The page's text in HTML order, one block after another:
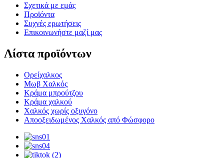
Σχετικά με εμάς
Προϊόντα
Συχνές ερωτήσεις
Επικοινωνήστε μαζί μας
Λίστα προϊόντων
Ορείχαλκος
Μωβ Χαλκός
Κράμα μπρούτζου
Κράμα χαλκού
Χαλκός χωρίς οξυγόνο
Αποοξειδωμένος Χαλκός από Φώσφορο